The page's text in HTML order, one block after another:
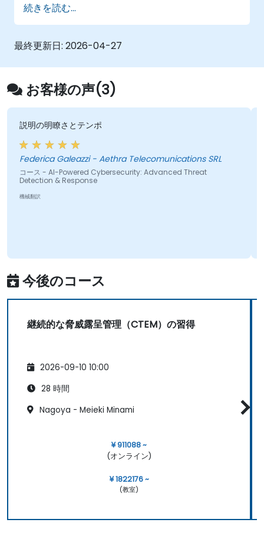
攻撃を追跡し、パターンを解読し、既に導入
されている防御ツールを評価する。
続きを読む...
最終更新日: 2026-04-27
お客様の声(3)
明の明瞭さとテンポ
Galeazzi - Aethra Telecomunications SRL
ース - AI-Powered Cybersecurity: Advanced Threat
& Response
今後のコース
継続的な脅威露呈管理（CTEM）の習得
2026-09-10 10:00
28 時間
Nagoya - Meieki Minami
¥ 911088 ~
(オンライン)
¥ 1822176 ~
(教室)